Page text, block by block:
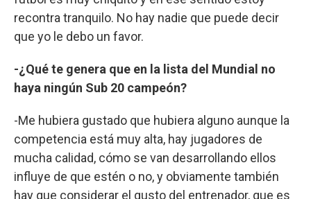
recontra tranquilo. No hay nadie que puede decir
que yo le debo un favor.
-¿Qué te genera que en la lista del Mundial no
haya ningún Sub 20 campeón?
-Me hubiera gustado que hubiera alguno aunque la
competencia está muy alta, hay jugadores de
mucha calidad, cómo se van desarrollando ellos
influye de que estén o no, y obviamente también
hay que considerar el gusto del entrenador, que es